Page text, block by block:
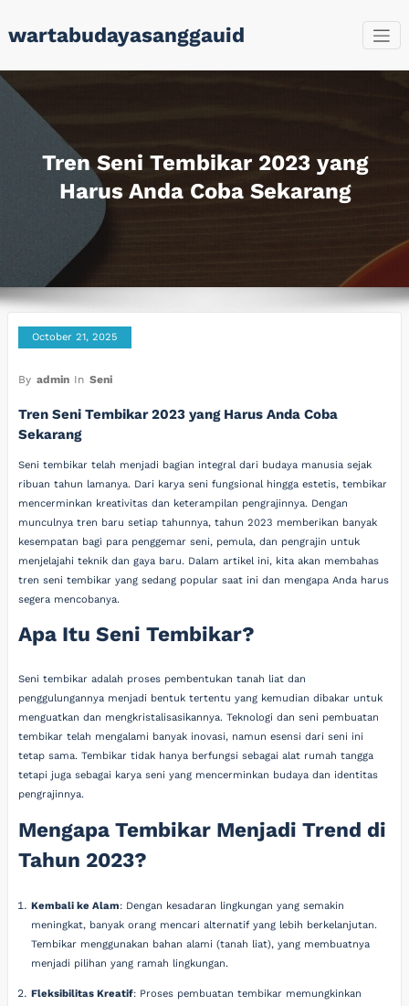
towartabudayasanggauid
Tren Seni Tembikar 2023 yang
Harus Anda Coba Sekarang
October 21, 2025
By admin In Seni
Tren Seni Tembikar 2023 yang Harus Anda Coba
Sekarang
Seni tembikar telah menjadi bagian integral dari budaya manusia sejak
ribuan tahun lamanya. Dari karya seni fungsional hingga estetis, tembikar
mencerminkan kreativitas dan keterampilan pengrajinnya. Dengan
munculnya tren baru setiap tahunnya, tahun 2023 memberikan banyak
kesempatan bagi para penggemar seni, pemula, dan pengrajin untuk
menjelajahi teknik dan gaya baru. Dalam artikel ini, kita akan membahas
tren seni tembikar yang sedang popular saat ini dan mengapa Anda harus
segera mencobanya.
Apa Itu Seni Tembikar?
Seni tembikar adalah proses pembentukan tanah liat dan
penggulungannya menjadi bentuk tertentu yang kemudian dibakar untuk
menguatkan dan mengkristalisasikannya. Teknologi dan seni pembuatan
tembikar telah mengalami banyak inovasi, namun esensi dari seni ini
tetap sama. Tembikar tidak hanya berfungsi sebagai alat rumah tangga
tetapi juga sebagai karya seni yang mencerminkan budaya dan identitas
pengrajinnya.
Mengapa Tembikar Menjadi Trend di
Tahun 2023?
Kembali ke Alam: Dengan kesadaran lingkungan yang semakin
meningkat, banyak orang mencari alternatif yang lebih berkelanjutan.
Tembikar menggunakan bahan alami (tanah liat), yang membuatnya
menjadi pilihan yang ramah lingkungan.
Fleksibilitas Kreatif: Proses pembuatan tembikar memungkinkan